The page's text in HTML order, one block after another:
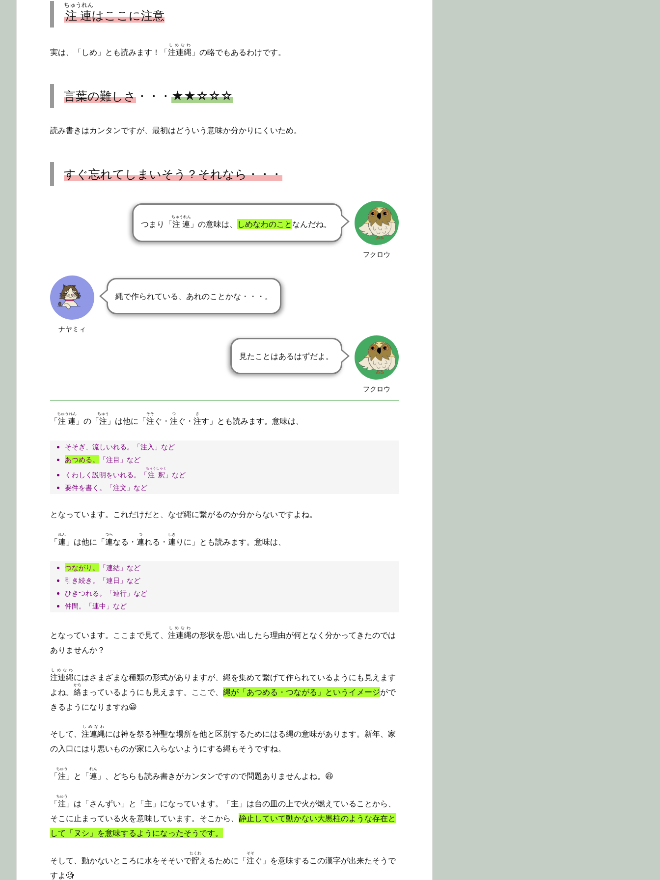
注連
ちゅうれん
はここに注意
実は、「しめ」とも読みます！「注連縄
しめなわ
」の略でもあるわけです。
言葉の難しさ ・・・ ★★☆☆☆
読み書きはカンタンですが、最初はどういう意味か分かりにくいため。
すぐ忘れてしまいそう？それなら・・・
フクロウ
つまり「注連
ちゅうれん
」の意味は、 しめなわのこと なんだね。
ナヤミィ
縄で作られている、あれのことかな・・・。
フクロウ
見たことはあるはずだよ。
「注連
ちゅうれん
」の「注
ちゅう
」は他に「注
そそ
ぐ・ 注
つ
ぐ・ 注
さ
す」とも読みます。意味は、
そそぎ、流しいれる。「注入」など
あつめる。
「注目」など
くわしく説明をいれる。「注釈
ちゅうしゃく
」など
要件を書く。「注文」など
となっています。これだけだと、なぜ縄に繋がるのか分からないですよね。
「連
れん
」は他に「連
つら
なる・ 連
つ
れる・ 連
しき
りに」とも読みます。意味は、
つながり。
「連結」など
引き続き。「連日」など
ひきつれる。「連行」など
仲間。「連中」など
となっています。ここまで見て、 注連縄
しめなわ
の形状を思い出したら理由が何となく分かってきたのでは
ありませんか？
注連縄
しめなわ
にはさまざまな種類の形式がありますが、縄を集めて繋げて作られているようにも見えます
よね。 絡
から
まっているようにも見えます。ここで、 縄が「あつめる・つながる」というイメージがで
きるようになりますね😀
そして、 注連縄
しめなわ
には神を祭る神聖な場所を他と区別するためにはる縄の意味があります。新年、家
の入口にはり悪いものが家に入らないようにする縄もそうですね。
「注
ちゅう
」と「連
れん
」、どちらも読み書きがカンタンですので問題ありませんよね。😆
「注
ちゅう
」は「さんずい」と「主」になっています。「主」は台の皿の上で火が燃えていることから、
そこに止まっている火を意味しています。そこから、 静止していて動かない大黒柱のような存在と
して「ヌシ」を意味するようになったそうです。
そして、動かないところに水をそそいで貯
たくわ
えるために「注
そそ
ぐ」を意味するこの漢字が出来たそうで
すよ🧐